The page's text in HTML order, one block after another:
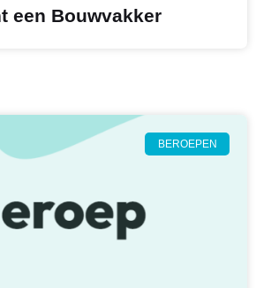
een Bouwvakker
BEROEPEN